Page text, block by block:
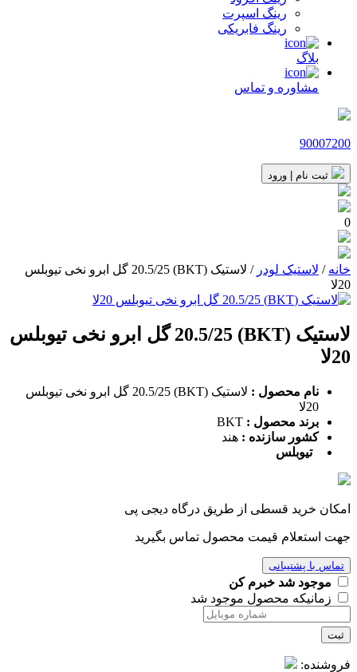
رینگ اسپرت
رینگ فابریکی
بلاگ
مشاوره و تماس
90007200
0
خانه / لاستیک لودر
/ لاستیک (BKT) 20.5/25 گل ابرو نخی تیوبلس
20لا
لاستیک (BKT) 20.5/25 گل ابرو نخی تیوبلس
20لا
نام محصول :
لاستیک (BKT) 20.5/25 گل ابرو نخی تیوبلس
20لا
برند محصول :
کشور سازنده : هند
تیوبلس
امکان خرید قسطی از طریق درگاه دیجی پی
جهت استعلام قیمت محصول تماس بگیرید
تماس با پشتیبانی
موجود شد خبرم کن
زمانیکه محصول موجود شد
ثبت
فروشنده: